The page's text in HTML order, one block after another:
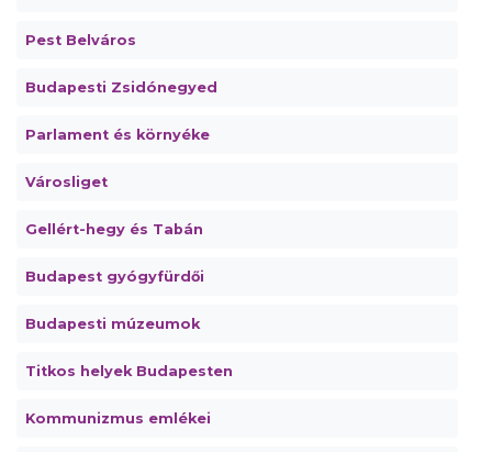
Pest Belváros
Budapesti Zsidónegyed
Parlament és környéke
Városliget
Gellért-hegy és Tabán
Budapest gyógyfürdői
Budapesti múzeumok
Titkos helyek Budapesten
Kommunizmus emlékei